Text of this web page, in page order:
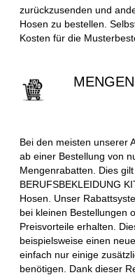
zurückzusenden und
Hosen zu bestellen.
Kosten für die
Bei den meisten unserer
ab einer Bestellung von
Mengenrabatten. Dies
BERUFSBEKLEIDUNG
Hosen. Unser
bei kleinen Bestellungen
Preisvorteile erhalten.
beispielsweise einen
einfach nur einige
benötigen. Dank dieser